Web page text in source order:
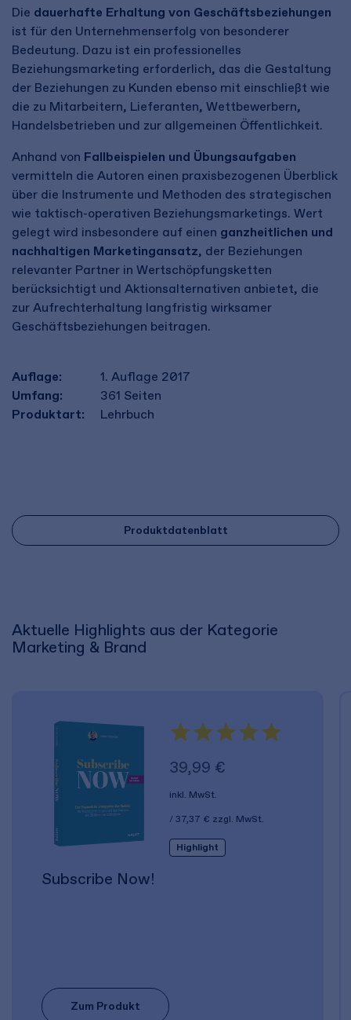
Die dauerhafte Erhaltung von Geschäftsbeziehungen
ist für den Unternehmenserfolg von besonderer
Bedeutung. Dazu ist ein professionelles
Beziehungsmarketing erforderlich, das die Gestaltung
der Beziehungen zu Kunden ebenso mit einschließt wie
die zu Mitarbeitern, Lieferanten, Wettbewerbern,
Handelsbetrieben und zur allgemeinen Öffentlichkeit.
Anhand von Fallbeispielen und Übungsaufgaben
vermitteln die Autoren einen praxisbezogenen Überblick
über die Instrumente und Methoden des strategischen
wie taktisch-operativen Beziehungsmarketings. Wert
gelegt wird insbesondere auf einen ganzheitlichen und
nachhaltigen Marketingansatz, der Beziehungen
relevanter Partner in Wertschöpfungsketten
berücksichtigt und Aktionsalternativen anbietet, die
zur Aufrechterhaltung langfristig wirksamer
Geschäftsbeziehungen beitragen.
Auflage:
1. Auflage 2017
Umfang:
361 Seiten
Produktart:
Lehrbuch
Produktdatenblatt
Aktuelle Highlights aus der Kategorie
Marketing & Brand
39,99 €
inkl. MwSt.
37,37 € zzgl. MwSt.
Highlight
Subscribe Now!
Zum Produkt